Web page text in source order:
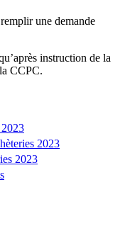
une demande
instruction de la
CCPC.
2023
2023